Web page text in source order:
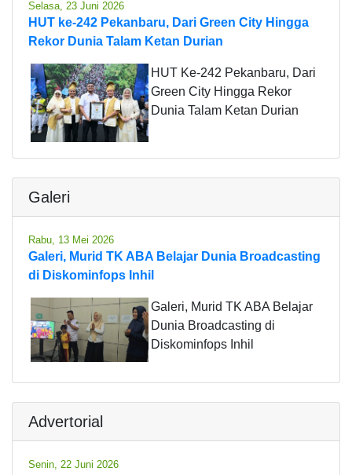
Selasa, 23 Juni 2026
HUT ke-242 Pekanbaru, Dari Green City Hingga
Rekor Dunia Talam Ketan Durian
HUT Ke-242 Pekanbaru, Dari
Green City Hingga Rekor
Dunia Talam Ketan Durian
Galeri
Rabu, 13 Mei 2026
Galeri, Murid TK ABA Belajar Dunia Broadcasting
di Diskominfops Inhil
Galeri, Murid TK ABA Belajar
Dunia Broadcasting di
Diskominfops Inhil
Advertorial
Senin, 22 Juni 2026